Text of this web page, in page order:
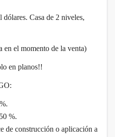
Casa de 2 niveles,
en el momento de la venta)
en planos!!
%.
de construcción o aplicación a